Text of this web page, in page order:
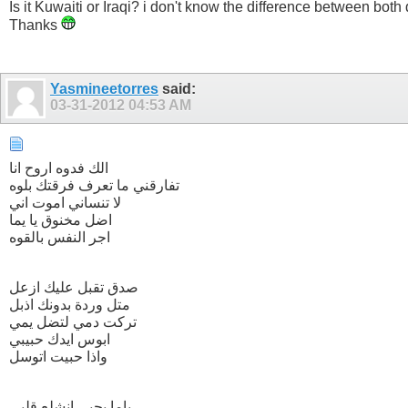
Is it Kuwaiti or Iraqi? i don't know the difference between both
Thanks
Yasmineetorres said:
03-31-2012 04:53 AM
الك فدوه اروح انا
تفارقني ما تعرف فرقتك بلوه
لا تنساني اموت اني
اضل مخنوق يا يما
اجر النفس بالقوه
صدق تقبل عليك ازعل
متل وردة بدونك اذبل
تركت دمي لتضل يمي
ابوس ايدك حبيبي
واذا حبيت اتوسل